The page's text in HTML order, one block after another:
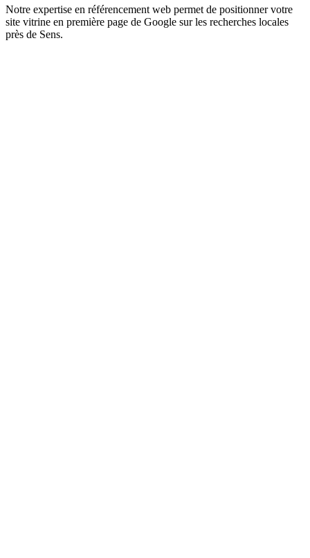
Notre expertise en référencement web permet de positionner votre
site vitrine en première page de Google sur les recherches locales
près de Sens.